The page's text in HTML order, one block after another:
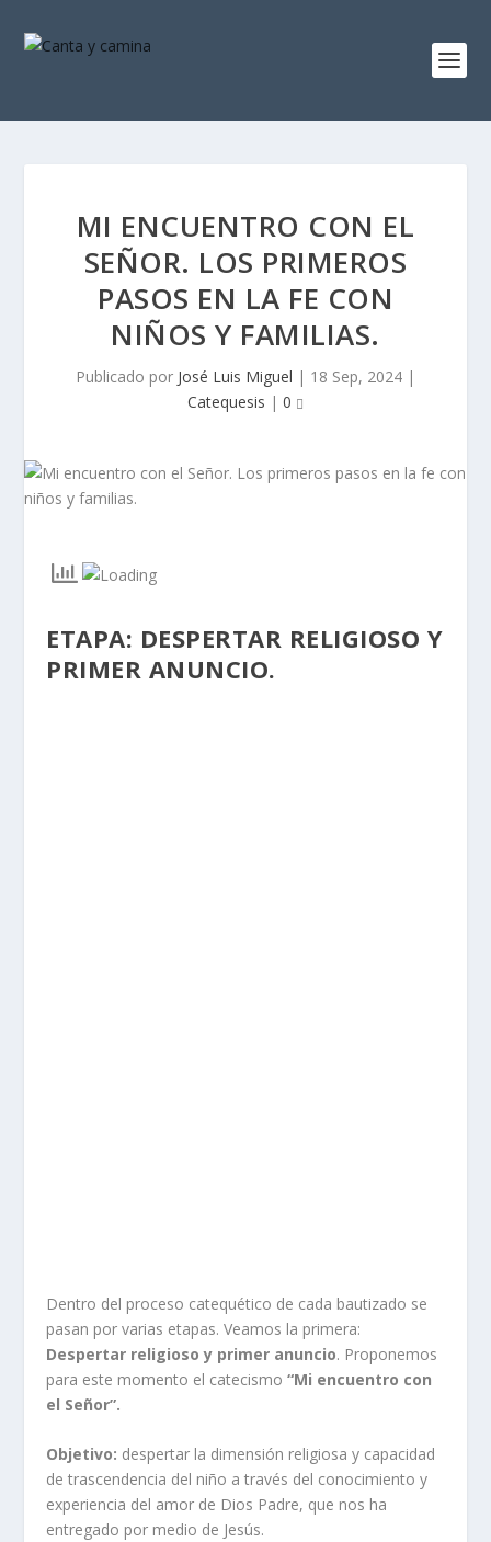
MI ENCUENTRO CON EL
SEÑOR. LOS PRIMEROS
PASOS EN LA FE CON
NIÑOS Y FAMILIAS.
Publicado por José Luis Miguel | 18 Sep, 2024 |
Catequesis | 0
ETAPA: DESPERTAR RELIGIOSO Y
PRIMER ANUNCIO.
Dentro del proceso catequético de cada bautizado se
pasan por varias etapas. Veamos la primera:
Despertar religioso y primer anuncio. Proponemos
para este momento el catecismo“Mi encuentro con
el Señor”.
Objetivo: despertar la dimensión religiosa y capacidad
de trascendencia del niño a través del conocimiento y
experiencia del amor de Dios Padre, que nos ha
entregado por medio de Jesús.